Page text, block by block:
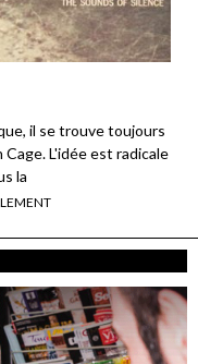
il se trouve toujours
L'idée est radicale
la